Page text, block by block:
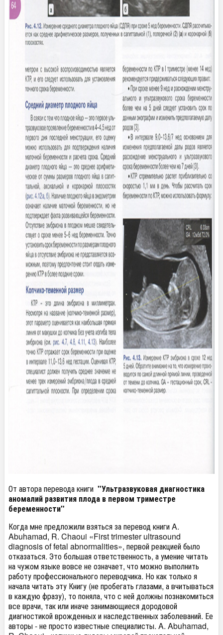
От автора перевода книги "Ультразвуковая диагностика
аномалий развития плода в первом триместре
беременности"
Когда мне предложили взяться за перевод книги A.
Abuhamad, R. Chaoui «First trimester ultrasound
diagnosis of fetal abnormalities», первой реакцией было
отказаться. Это большая ответственность, а умение читать
на чужом языке вовсе не означает, что можно выполнить
работу профессионального переводчика. Но как только я
начала читать эту Книгу (не пробегать глазами, а вчитываться
в каждую фразу), то поняла, что с ней должны познакомиться
все врачи, так или иначе занимающиеся дородовой
диагностикой врожденных и наследственных заболеваний. Ее
авторы - не просто известные специалисты. A. Abuhamad,